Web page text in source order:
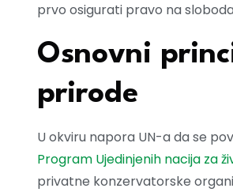
prvo osigurati pravo na
Osnovni
prirode
U okviru napora UN-a da se
Program Ujedinjenih nacija za
privatne konzervatorske